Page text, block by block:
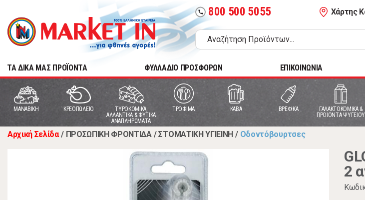
call 800 500 5055 Χάρτης
TA ΔΙΚΑ ΜΑΣ ΠΡΟΪΟΝΤΑ ΦΥΛΛΑΔΙΟ ΠΡΟΣΦΟΡΩΝ ΕΠΙΚΟΙΝΩΝΙΑ
MANABIKH ΚΡΕΟΠΩΛΕΙΟ
ΤΥΡΟΚΟΜΙΚΑ,
ΑΛΛΑΝΤΙΚΑ & ΦΥΤΙΚΑ
ΑΝΑΠΛΗΡΩΜΑΤΑ
ΤΡΟΦΙΜΑ ΚΑΒΑ ΒΡΕΦΙΚΑ
ΓΑΛΑΚΤΟΚΟΜΙΚΑ &
ΠΡΟΙΟΝΤΑ ΨΥΓΕΙΟΥ
Αρχική Σελίδα / ΠΡΟΣΩΠΙΚΗ ΦΡΟΝΤΙΔΑ / ΣΤΟΜΑΤΙΚΗ ΥΓΙΕΙΝΗ / Οδοντόβουρτσες
2